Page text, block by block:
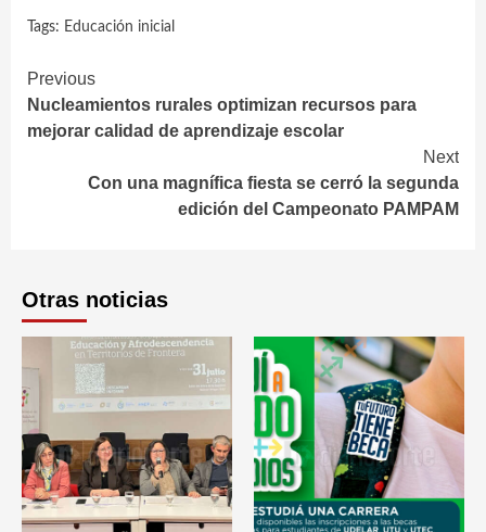
Tags: Educación inicial
Continue
Reading
Previous
Nucleamientos rurales optimizan recursos para
mejorar calidad de aprendizaje escolar
Next
Con una magnífica fiesta se cerró la segunda
edición del Campeonato PAMPAM
Otras noticias